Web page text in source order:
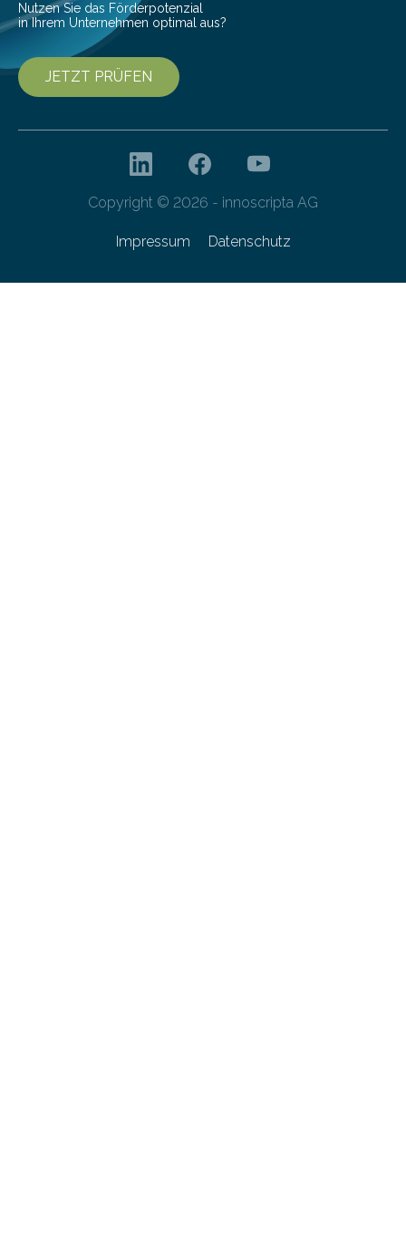
Nutzen Sie das Förderpotenzial
in Ihrem Unternehmen optimal aus?
JETZT PRÜFEN
Copyright © 2026 - innoscripta AG
Impressum Datenschutz